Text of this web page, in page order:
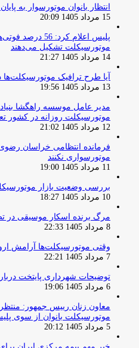
انتظار بانوان موتورسوار به
15 مرداد 1405 20:09
پلیس اعلام کرد:
موتورسیکلت تشکیل می‌دهند
14 مرداد 1405 21:27
آیا طرح ترافیک
13 مرداد 1405 19:56
مدیر عامل موسسه راهگشا
موتورسیکلت روزانه در کشور
12 مرداد 1405 21:02
فرمانده انتظامی خراسان رضوی:
موتورسواری نکنند
11 مرداد 1405 19:00
بررسی وضعیت بازار
10 مرداد 1405 18:27
مرگ برنده اسکار موسیقی در
8 مرداد 1405 22:33
وقتی موتورسیکلت‌ها آرامش
7 مرداد 1405 22:21
توضیحات شهرداری پایتخت
6 مرداد 1405 19:06
معاون زنان رییس جمهور: منتظر
موتورسیکلت بانوان از سوی
5 مرداد 1405 20:12
خبر مهم بیمه مرکزی ایران